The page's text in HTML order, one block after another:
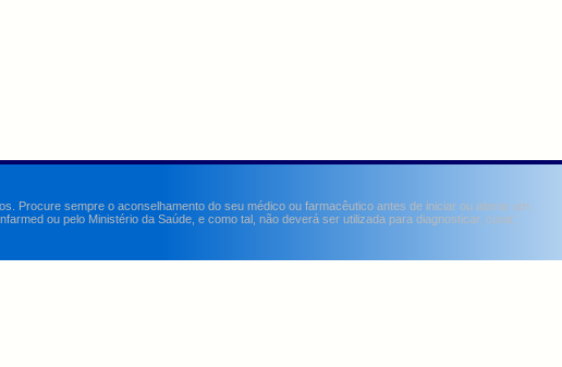
Procure sempre o aconselhamento do seu médico ou farmacêutico antes de iniciar ou alterar um
ou pelo Ministério da Saúde, e como tal, não deverá ser utilizada para diagnosticar, curar,